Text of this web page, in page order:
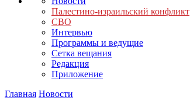
Палестино-израильский конфликт
СВО
Интервью
Программы и ведущие
Сетка вещания
Редакция
Приложение
Главная Новости